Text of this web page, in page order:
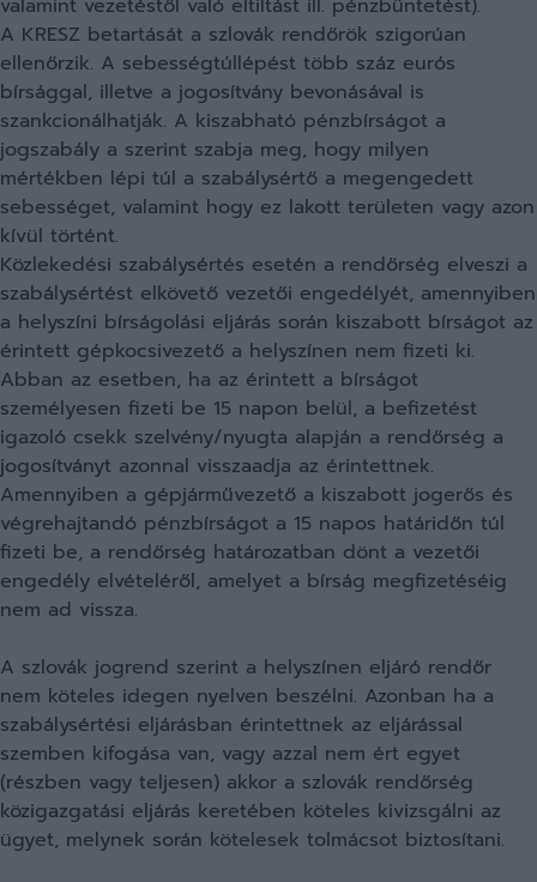
valamint vezetéstől való eltiltást ill. pénzbüntetést).
A KRESZ betartását a szlovák rendőrök szigorúan
ellenőrzik. A sebességtúllépést több száz eurós
bírsággal, illetve a jogosítvány bevonásával is
szankcionálhatják. A kiszabható pénzbírságot a
jogszabály a szerint szabja meg, hogy milyen
mértékben lépi túl a szabálysértő a megengedett
sebességet, valamint hogy ez lakott területen vagy azon
kívül történt.
Közlekedési szabálysértés esetén a rendőrség elveszi a
szabálysértést elkövető vezetői engedélyét, amennyiben
a helyszíni bírságolási eljárás során kiszabott bírságot az
érintett gépkocsivezető a helyszínen nem fizeti ki.
Abban az esetben, ha az érintett a bírságot
személyesen fizeti be 15 napon belül, a befizetést
igazoló csekk szelvény/nyugta alapján a rendőrség a
jogosítványt azonnal visszaadja az érintettnek.
Amennyiben a gépjárművezető a kiszabott jogerős és
végrehajtandó pénzbírságot a 15 napos határidőn túl
fizeti be, a rendőrség határozatban dönt a vezetői
engedély elvételéről, amelyet a bírság megfizetéséig
nem ad vissza.
A szlovák jogrend szerint a helyszínen eljáró rendőr
nem köteles idegen nyelven beszélni. Azonban ha a
szabálysértési eljárásban érintettnek az eljárással
szemben kifogása van, vagy azzal nem ért egyet
(részben vagy teljesen) akkor a szlovák rendőrség
közigazgatási eljárás keretében köteles kivizsgálni az
ügyet, melynek során kötelesek tolmácsot biztosítani.